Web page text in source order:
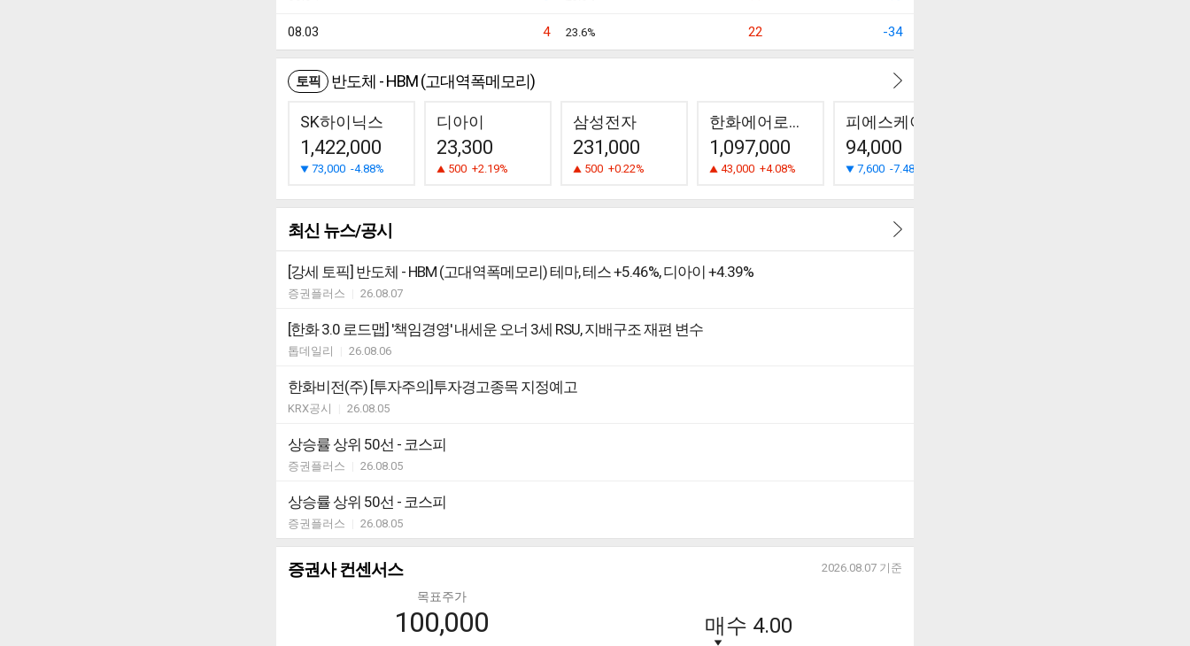
08.03 4 23.6% 22 -34
토픽 반도체 - HBM (고대역폭메모리)
SK하이닉스
1,422,000
73,000 -4.88%
디아이
23,300
500 +2.19%
삼성전자
231,000
500 +0.22%
한화에어로스페이스
1,097,000
43,000 +4.08%
94,000
7,600 -7.48%
최신 뉴스/공시
[강세 토픽] 반도체 - HBM (고대역폭메모리) 테마, 테스 +5.46%, 디아이 +4.39%
증권플러스 26.08.07
[한화 3.0 로드맵] '책임경영' 내세운 오너 3세 RSU, 지배구조 재편 변수
톱데일리 26.08.06
한화비전(주) [투자주의]투자경고종목 지정예고
KRX공시 26.08.05
상승률 상위 50선 - 코스피
증권플러스 26.08.05
상승률 상위 50선 - 코스피
증권플러스 26.08.05
증권사 컨센서스 2026.08.07 기준
목표주가
100,000 매수 4.00